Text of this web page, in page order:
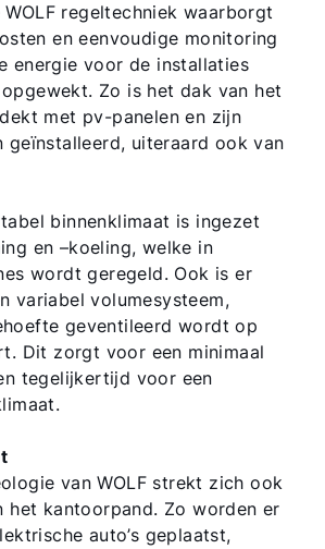
regeltechniek waarborgt
en eenvoudige monitoring
energie voor de installaties
Zo is het dak van het
met pv-panelen en zijn
geïnstalleerd, uiteraard ook van
binnenklimaat is ingezet
en –koeling, welke in
wordt geregeld. Ook is er
variabel volumesysteem,
geventileerd wordt op
Dit zorgt voor een minimaal
tegelijkertijd voor een
van WOLF strekt zich ook
het kantoorpand. Zo worden er
auto’s geplaatst,
het team
Service